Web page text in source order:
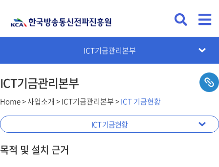
방송미디어본부
빛마루방송지원단
ICT기금관리본부
전파기반본부
전파통신AX본부
차세대전파혁신단
ICT자격본부
ICT기금관리본부
Home > 사업소개 > ICT기금관리본부 >ICT 기금현황
업무안내
ICT 기금현황
기금사업정보관리시스템
기금사업 성과
위원회 및 보고서
목적 및 설치 근거